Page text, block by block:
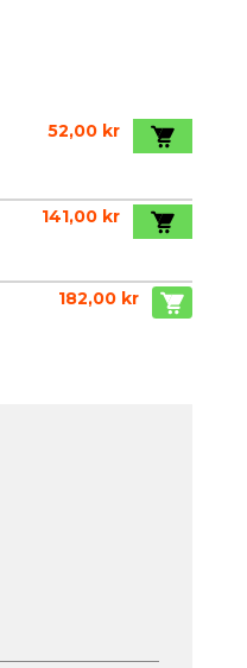
52,00 kr
141,00 kr
182,00 kr